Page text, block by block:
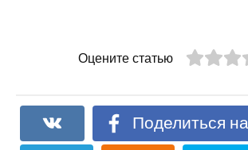
Оцените статью
Поделиться